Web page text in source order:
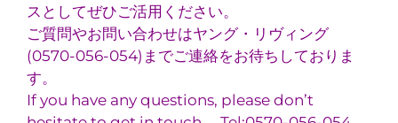
スとしてぜひご活用ください。
ご質問やお問い合わせはヤング・リヴィング
(0570-056-054)までご連絡をお待ちしておりま
す。
If you have any questions, please don’t